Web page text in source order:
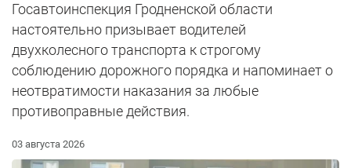
Госавтоинспекция Гродненской области
настоятельно призывает водителей
двухколесного транспорта к строгому
соблюдению дорожного порядка и напоминает о
неотвратимости наказания за любые
противоправные действия.
03 августа 2026